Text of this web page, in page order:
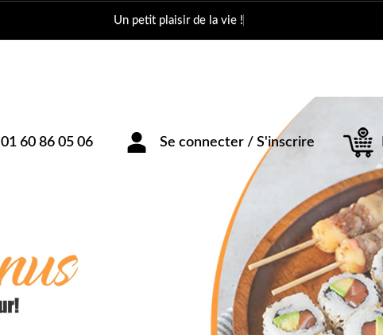
Un petit plaisi
01 60 86 05 06 Se connecter / S'inscrire